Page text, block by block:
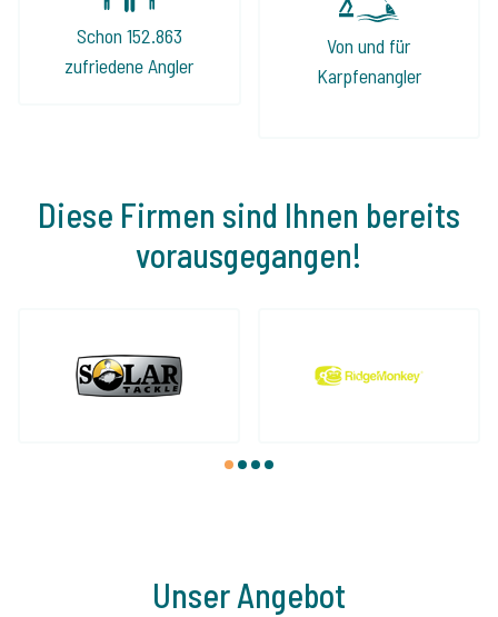
Schon 152.863
zufriedene Angler
Von und für
Karpfenangler
Diese Firmen sind Ihnen bereits
vorausgegangen!
1 2 3 4
Unser Angebot